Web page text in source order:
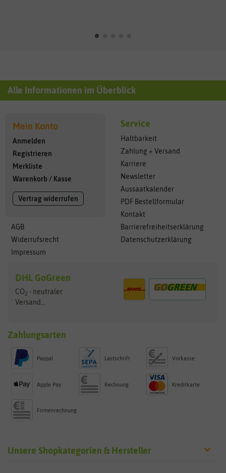
Alle Informationen im Überblick
Mein Konto
Anmelden
Registrieren
Merkliste
Warenkorb / Kasse
Vertrag widerrufen
AGB
Widerrufsrecht
Impressum
Service
Haltbarkeit
Zahlung + Versand
Karriere
Newsletter
Aussaatkalender
PDF Bestellformular
Kontakt
Barrierefreiheitserklärung
Datenschutzerklärung
DHL GoGreen
CO2 - neutraler
Versand...
Zahlungsarten
Paypal Lastschrift Vorkasse
Apple Pay Rechnung Kreditkarte
Firmenrechnung
Unsere Shopkategorien & Hersteller